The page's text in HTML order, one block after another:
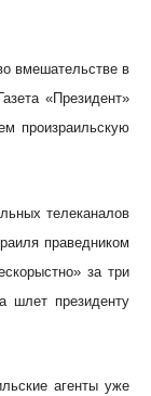
вмешательстве в
«Президент»
произраильскую
телеканалов
праведником
за три
шлет президенту
агенты уже